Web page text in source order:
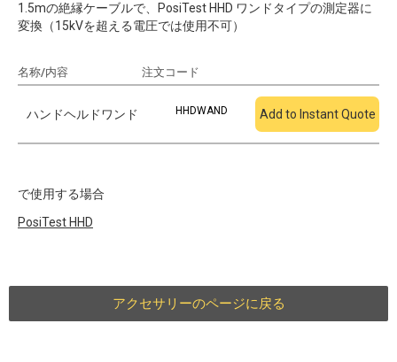
1.5mの絶縁ケーブルで、PosiTest HHD ワンドタイプの測定器に
変換（15kVを超える電圧では使用不可）
名称/内容 注文コード
ハンドヘルドワンド HHDWAND Add to Instant Quote
で使用する場合
PosiTest HHD
アクセサリーのページに戻る